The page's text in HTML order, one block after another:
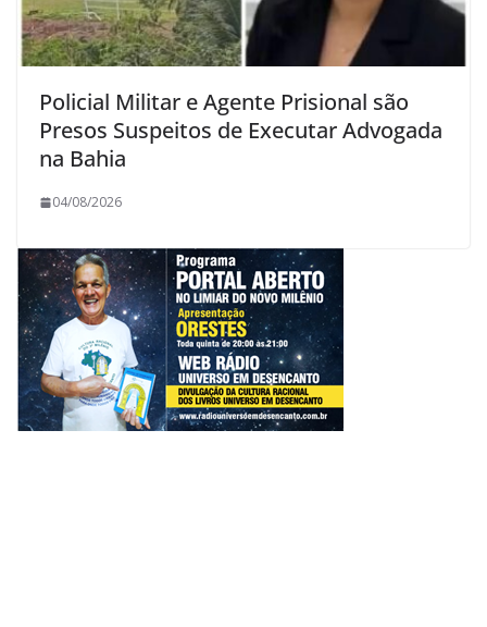
Policial Militar e Agente Prisional são
Presos Suspeitos de Executar Advogada
na Bahia
04/08/2026